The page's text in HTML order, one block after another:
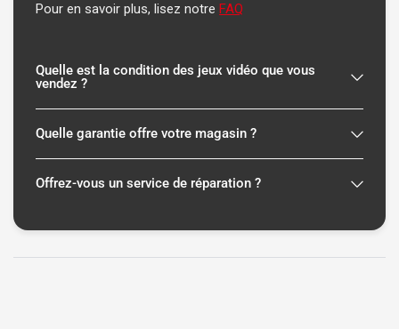
Pour en savoir plus, lisez notreFAQ
Quelle est la condition des jeux vidéo que vous
vendez ?
Quelle garantie offre votre magasin ?
Offrez-vous un service de réparation ?